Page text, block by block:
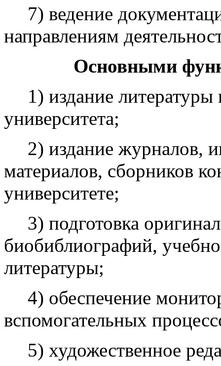
7) ведение
направлениям
Основными
1) издание литературы
университета;
2) издание журналов,
материалов, сборников
университете;
3) подготовка
биобиблиографий,
литературы;
4) обеспечение
вспомогательных
5) художественное